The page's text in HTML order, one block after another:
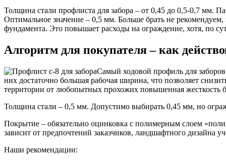
Толщина стали профлиста для забора – от 0,45 до 0,5-0,7 мм.
Оптимальное значение – 0,5 мм. Больше брать не
фундамента. Это повышает расходы на ограждение, хотя, по
Алгоритм для покупателя – как
Самый ходовой профиль для
них достаточно большая рабочая ширина, что позволяет
территории от любопытных прохожих повышенная жесткость
Толщина стали – 0,5 мм. Допустимо выбирать 0,45 мм, но
Покрытие – обязательно оцинковка с полимерным слоем
зависит от предпочтений заказчиков, ландшафтного дизайна
Наши рекомендации: